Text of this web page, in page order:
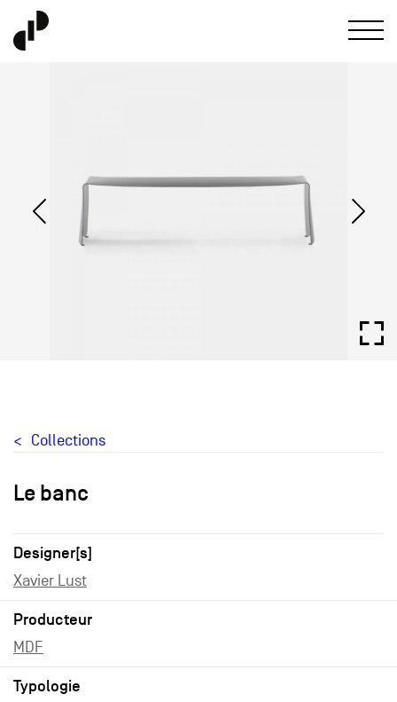
Collections
Le banc
Designer[s]
Xavier Lust
Producteur
MDF
Typologie